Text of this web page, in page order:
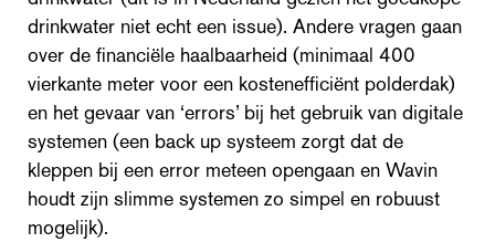
drinkwater niet echt een issue). Andere vragen gaan
over de financiële haalbaarheid (minimaal 400
vierkante meter voor een kostenefficiënt polderdak)
en het gevaar van ‘errors’ bij het gebruik van digitale
systemen (een back up systeem zorgt dat de
kleppen bij een error meteen opengaan en Wavin
houdt zijn slimme systemen zo simpel en robuust
mogelijk).